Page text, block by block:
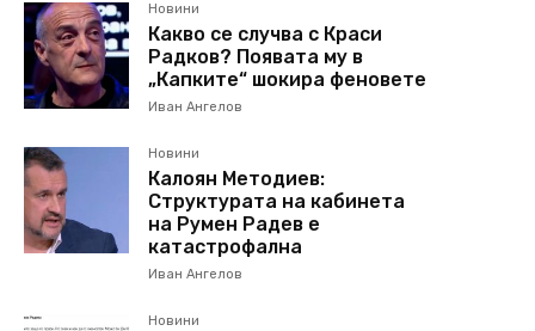
Новини
Какво се случва с Краси
Радков? Появата му в
„Капките“ шокира феновете
Иван Ангелов
Новини
Калоян Методиев:
Структурата на кабинета
на Румен Радев е
катастрофална
Иван Ангелов
Новини